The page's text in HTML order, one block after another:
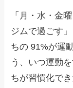
「月・水・金
ジムで過ごす
ちの 91%が運
う、いつ運動
ちが習慣化で